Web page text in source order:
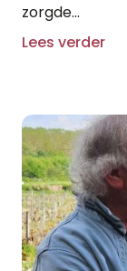
zorgde...
Lees verder